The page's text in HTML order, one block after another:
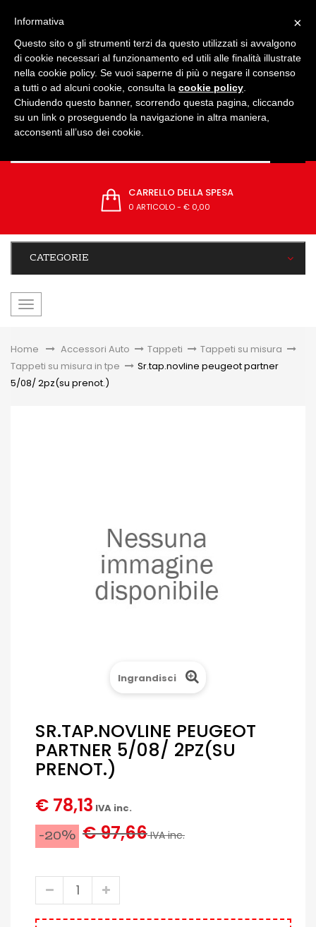
CARRELLO DELLA SPESA
0 ARTICOLO- € 0,00
CATEGORIE
navigazione
Home &gt;Accessori Auto > Tappeti > Tappeti su misura >
Tappeti su misura in tpe > Sr.tap.novline peugeot partner
5/08/ 2pz(su prenot.)
Ingrandisci
SR.TAP.NOVLINE PEUGEOT
PARTNER 5/08/ 2PZ(SU
PRENOT.)
€ 78,13 IVA inc.
-20% € 97,66IVA inc.
×
Informativa
Questo sito o gli strumenti terzi da questo utilizzati si avvalgono
di cookie necessari al funzionamento ed utili alle finalità illustrate
nella cookie policy. Se vuoi saperne di più o negare il consenso
a tutti o ad alcuni cookie, consulta la cookie policy
Chiudendo questo banner, scorrendo questa pagina, cliccando
su un link o proseguendo la navigazione in altra maniera,
acconsenti all’uso dei cookie.